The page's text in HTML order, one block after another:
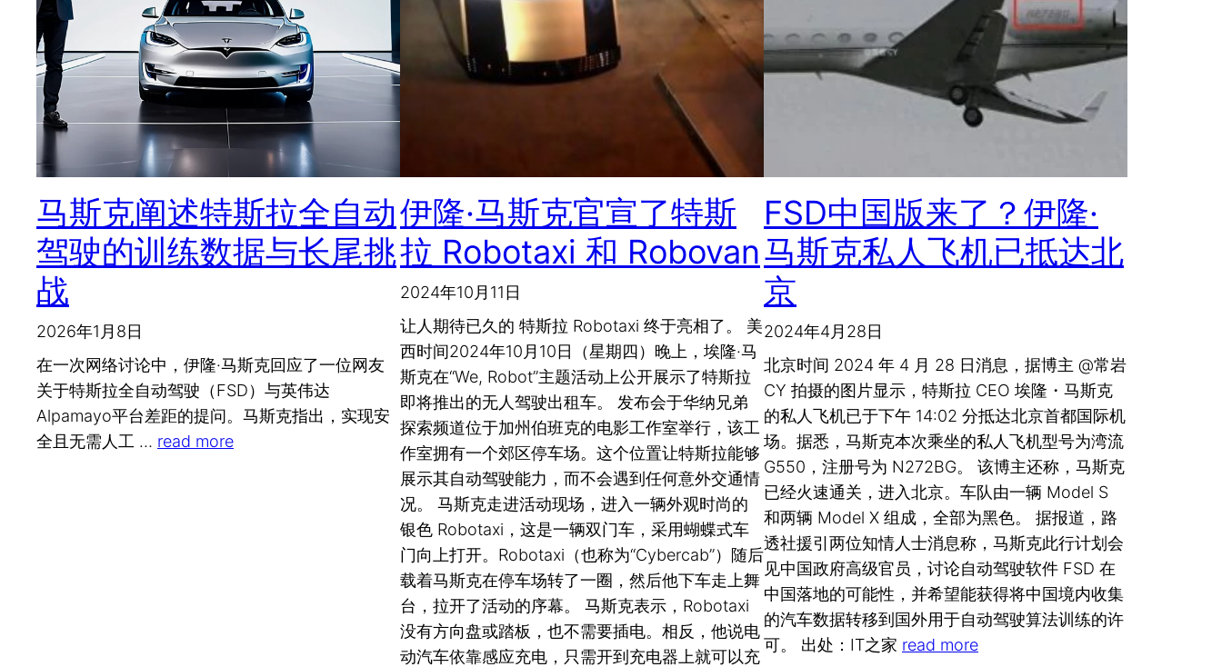
马斯克阐述特斯拉全自动
驾驶的训练数据与长尾挑
战
2026年1月8日
在一次网络讨论中，伊隆·马斯克回应了一位网友
关于特斯拉全自动驾驶（FSD）与英伟达
Alpamayo平台差距的提问。马斯克指出，实现安
全且无需人工 … read more
伊隆·马斯克官宣了特斯
拉 Robotaxi 和 Robovan
2024年10月11日
让人期待已久的 特斯拉 Robotaxi 终于亮相了。 美
西时间2024年10月10日（星期四）晚上，埃隆·马
斯克在“We, Robot”主题活动上公开展示了特斯拉
即将推出的无人驾驶出租车。 发布会于华纳兄弟
探索频道位于加州伯班克的电影工作室举行，该工
作室拥有一个郊区停车场。这个位置让特斯拉能够
展示其自动驾驶能力，而不会遇到任何意外交通情
况。 马斯克走进活动现场，进入一辆外观时尚的
银色 Robotaxi，这是一辆双门车，采用蝴蝶式车
门向上打开。Robotaxi（也称为“Cyber​​cab”）随后
载着马斯克在停车场转了一圈，然后他下车走上舞
台，拉开了活动的序幕。 马斯克表示，Robotaxi
没有方向盘或踏板，也不需要插电。相反，他说电
动汽车依靠感应充电，只需开到充电器上就可以充
FSD中国版来了？伊隆·
马斯克私人飞机已抵达北
京
2024年4月28日
北京时间 2024 年 4 月 28 日消息，据博主 @常岩
CY 拍摄的图片显示，特斯拉 CEO 埃隆・马斯克
的私人飞机已于下午 14:02 分抵达北京首都国际机
场。据悉，马斯克本次乘坐的私人飞机型号为湾流
G550，注册号为 N272BG。 该博主还称，马斯克
已经火速通关，进入北京。车队由一辆 Model S
和两辆 Model X 组成，全部为黑色。 据报道，路
透社援引两位知情人士消息称，马斯克此行计划会
见中国政府高级官员，讨论自动驾驶软件 FSD 在
中国落地的可能性，并希望能获得将中国境内收集
的汽车数据转移到国外用于自动驾驶算法训练的许
可。 出处：IT之家 read more